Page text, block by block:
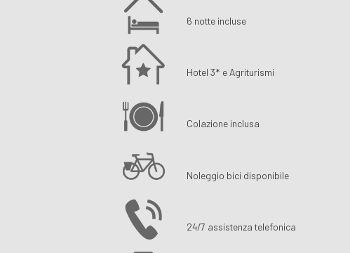
6 notte incluse
Hotel 3* e Agriturismi
Colazione inclusa
Noleggio bici disponibile
24/7 assistenza telefonica